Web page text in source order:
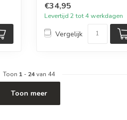
€34,95
Levertijd 2 tot 4 werkdagen
Vergelijk
Toon 1 - 24van 44
Toon meer